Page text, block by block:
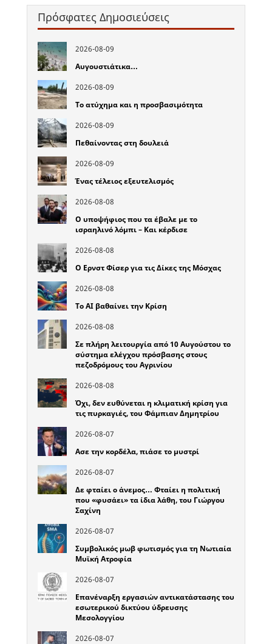
Πρόσφατες Δημοσιεύσεις
2026-08-09
Αυγουστιάτικα…
2026-08-09
Το ατύχημα και η προσβασιμότητα
2026-08-09
Πεθαίνοντας στη δουλειά
2026-08-09
Ένας τέλειος εξευτελισμός
2026-08-08
Ο υποψήφιος που τα έβαλε με το
ισραηλινό λόμπι – Και κέρδισε
2026-08-08
Ο Ερνστ Φίσερ για τις Δίκες της Μόσχας
2026-08-08
Το ΑΙ βαθαίνει την Κρίση
2026-08-08
Σε πλήρη λειτουργία από 10 Αυγούστου το
σύστημα ελέγχου πρόσβασης στους
πεζοδρόμους του Αγρινίου
2026-08-08
Όχι, δεν ευθύνεται η κλιματική κρίση για
τις πυρκαγιές, του Φάμπιαν Δημητρίου
2026-08-07
Ασε την κορδέλα, πιάσε το μυστρί
2026-08-07
Δε φταίει ο άνεμος… Φταίει η πολιτική
που «φυσάει» τα ίδια λάθη, του Γιώργου
Σαχίνη
2026-08-07
Συμβολικός μωβ φωτισμός για τη Νωτιαία
Μυϊκή Ατροφία
2026-08-07
Επανέναρξη εργασιών αντικατάστασης του
εσωτερικού δικτύου ύδρευσης
Μεσολογγίου
2026-08-07